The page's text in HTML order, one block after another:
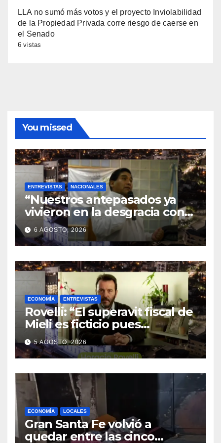
LLA no sumó más votos y el proyecto Inviolabilidad
de la Propiedad Privada corre riesgo de caerse en
el Senado
6 vistas
You missed
ENTREVISTAS NACIONALES
“Nuestros antepasados ya
vivieron en la desgracia con
la Forestal algo que quizás se
repita”
6 AGOSTO, 2026
ECONOMÍA ENTREVISTAS
Rovelli: “El superavit fiscal de
Mieli es ficticio pues
debemos 480 mil millones de
dólares”
5 AGOSTO, 2026
ECONOMÍA LOCALES
Gran Santa Fe volvió a
quedar entre las cinco